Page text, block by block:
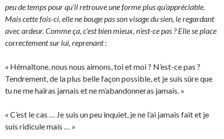
peu de temps pour qu’il retrouve une forme plus qu’appréciable.
Mais cette fois-ci, elle ne bouge pas son visage du sien, le regardant
avec ardeur. Comme ça, c’est bien mieux, n’est-ce pas ? Elle se place
correctement sur lui, reprenant :
« Hémaltone, nous nous aimons, toi et moi ? N’est-ce pas ?
Tendrement, de la plus belle façon possible, et je suis sûre que
tu ne me haïras jamais et ne m’abandonneras jamais. »
« C’est le cas … Je suis un peu inquiet, je ne l’ai jamais fait et je
suis ridicule mais … »